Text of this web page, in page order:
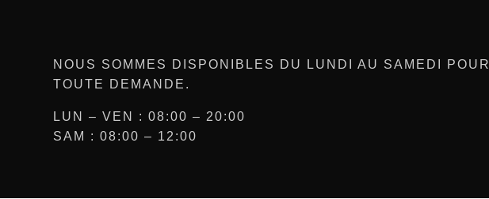
NOUS SOMMES DISPONIBLES DU LUNDI AU SAMEDI POUR
TOUTE DEMANDE.
LUN – VEN : 08:00 – 20:00
SAM : 08:00 – 12:00